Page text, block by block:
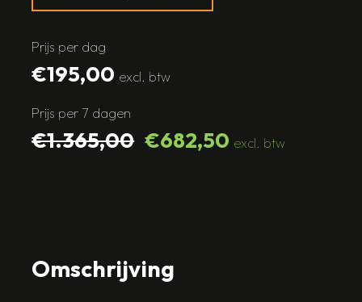
Prijs per dag
€195,00 excl. btw
Prijs per 7 dagen
€1.365,00 €682,50 excl. btw
Omschrijving